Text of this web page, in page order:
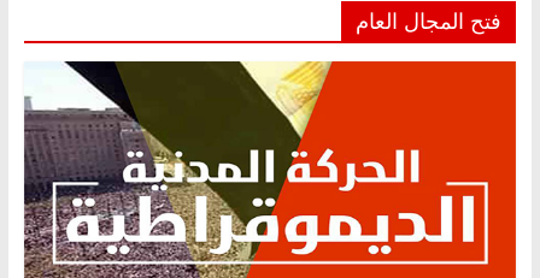
فتح المجال العام